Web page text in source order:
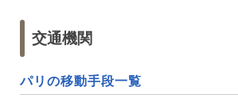
交通機関
パリの移動手段一覧